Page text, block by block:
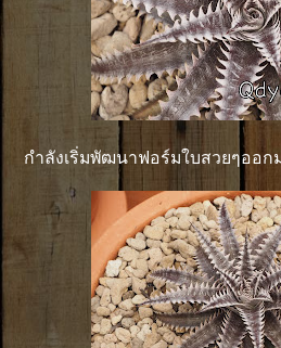
กำลังเริ่มพัฒนาฟอร์มใบสวยๆออก